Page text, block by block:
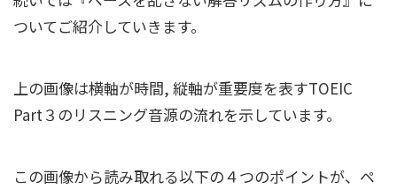
ついてご紹介していきます。
上の画像は横軸が時間, 縦軸が重要度を表すTOEIC
Part３のリスニング音源の流れを示しています。
この画像から読み取れる以下の４つのポイントが、ペ